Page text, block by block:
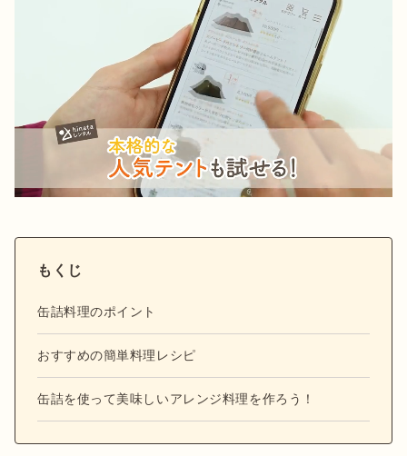
もくじ
缶詰料理のポイント
おすすめの簡単料理レシピ
缶詰を使って美味しいアレンジ料理を作ろう！